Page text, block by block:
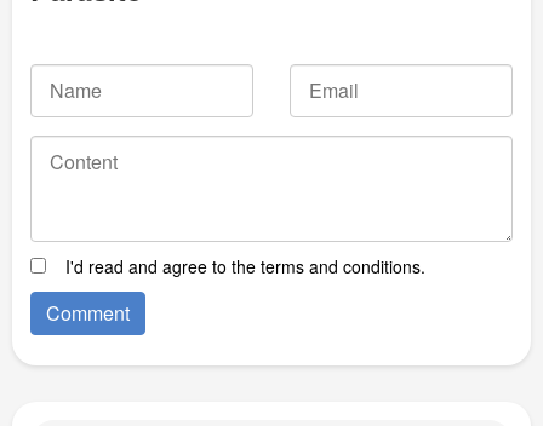
I'd read and agree to the terms and conditions.